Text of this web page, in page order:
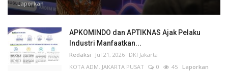
Laporkan
APKOMINDO dan APTIKNAS Ajak Pelaku
Industri Manfaatkan...
Redaksi Jul 21, 2026 DKI Jakarta
KOTA ADM. JAKARTA PUSAT
0 45 Laporkan